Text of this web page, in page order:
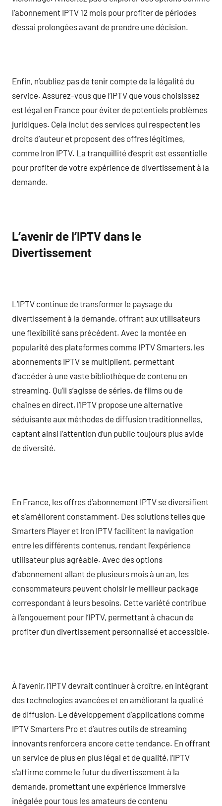
l’abonnement IPTV 12 mois pour profiter de périodes
d’essai prolongées avant de prendre une décision.
Enfin, n’oubliez pas de tenir compte de la légalité du
service. Assurez-vous que l’IPTV que vous choisissez
est légal en France pour éviter de potentiels problèmes
juridiques. Cela inclut des services qui respectent les
droits d’auteur et proposent des offres légitimes,
comme Iron IPTV. La tranquillité d’esprit est essentielle
pour profiter de votre expérience de divertissement à la
demande.
L’avenir de l’IPTV dans le
Divertissement
L’IPTV continue de transformer le paysage du
divertissement à la demande, offrant aux utilisateurs
une flexibilité sans précédent. Avec la montée en
popularité des plateformes comme IPTV Smarters, les
abonnements IPTV se multiplient, permettant
d’accéder à une vaste bibliothèque de contenu en
streaming. Qu’il s’agisse de séries, de films ou de
chaînes en direct, l’IPTV propose une alternative
séduisante aux méthodes de diffusion traditionnelles,
captant ainsi l’attention d’un public toujours plus avide
de diversité.
En France, les offres d’abonnement IPTV se diversifient
et s’améliorent constamment. Des solutions telles que
Smarters Player et Iron IPTV facilitent la navigation
entre les différents contenus, rendant l’expérience
utilisateur plus agréable. Avec des options
d’abonnement allant de plusieurs mois à un an, les
consommateurs peuvent choisir le meilleur package
correspondant à leurs besoins. Cette variété contribue
à l’engouement pour l’IPTV, permettant à chacun de
profiter d’un divertissement personnalisé et accessible.
À l’avenir, l’IPTV devrait continuer à croître, en intégrant
des technologies avancées et en améliorant la qualité
de diffusion. Le développement d’applications comme
IPTV Smarters Pro et d’autres outils de streaming
innovants renforcera encore cette tendance. En offrant
un service de plus en plus légal et de qualité, l’IPTV
s’affirme comme le futur du divertissement à la
demande, promettant une expérience immersive
inégalée pour tous les amateurs de contenu